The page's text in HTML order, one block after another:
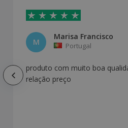
M
Marisa Francisco
Portugal
produto com muito boa
relação preço